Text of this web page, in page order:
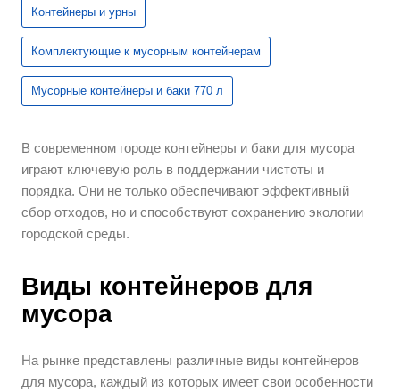
Контейнеры и урны
Комплектующие к мусорным контейнерам
Мусорные контейнеры и баки 770 л
В современном городе контейнеры и баки для мусора
играют ключевую роль в поддержании чистоты и
порядка. Они не только обеспечивают эффективный
сбор отходов, но и способствуют сохранению экологии
городской среды.
Виды контейнеров для
мусора
На рынке представлены различные виды контейнеров
для мусора, каждый из которых имеет свои особенности